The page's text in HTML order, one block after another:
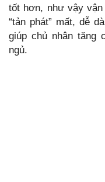
tốt hơn, như vậy vận
“tản phát” mất, dễ
giúp chủ nhân tăng
ngủ.